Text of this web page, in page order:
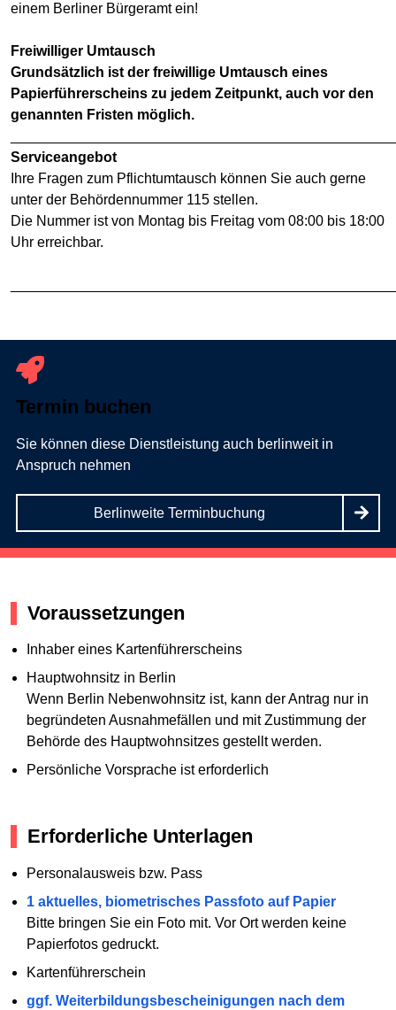
einem Berliner Bürgeramt ein!
Freiwilliger Umtausch
Grundsätzlich ist der freiwillige Umtausch eines
Papierführerscheins zu jedem Zeitpunkt, auch vor den
genannten Fristen möglich.
Serviceangebot
Ihre Fragen zum Pflichtumtausch können Sie auch gerne
unter der Behördennummer 115 stellen.
Die Nummer ist von Montag bis Freitag vom 08:00 bis 18:00
Uhr erreichbar.
Termin buchen
Sie können diese Dienstleistung auch berlinweit in
Anspruch nehmen
Berlinweite Terminbuchung
Voraussetzungen
Inhaber eines Kartenführerscheins
Hauptwohnsitz in Berlin
Wenn Berlin Nebenwohnsitz ist, kann der Antrag nur in
begründeten Ausnahmefällen und mit Zustimmung der
Behörde des Hauptwohnsitzes gestellt werden.
Persönliche Vorsprache ist erforderlich
Erforderliche Unterlagen
Personalausweis bzw. Pass
1 aktuelles, biometrisches Passfoto auf Papier
Bitte bringen Sie ein Foto mit. Vor Ort werden keine
Papierfotos gedruckt.
Kartenführerschein
ggf. Weiterbildungsbescheinigungen nach dem